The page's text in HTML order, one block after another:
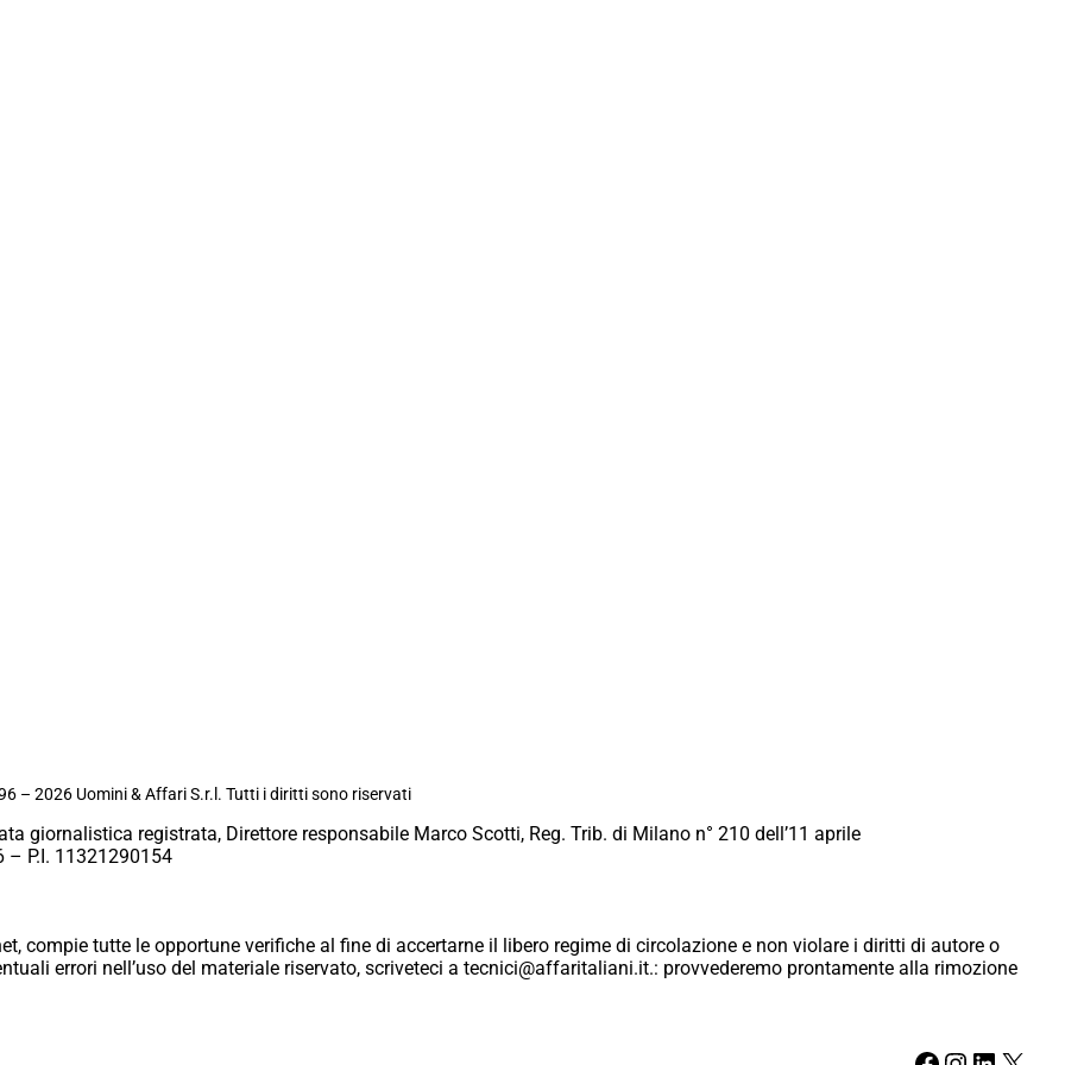
– 2026 Uomini & Affari S.r.l. Tutti i diritti sono riservati
giornalistica registrata, Direttore responsabile Marco Scotti, Reg. Trib. di Milano n° 210 dell’11 aprile
– P.I. 11321290154
compie tutte le opportune verifiche al fine di accertarne il libero regime di circolazione e non violare i diritti di autore o
errori nell’uso del materiale riservato, scriveteci a tecnici@affaritaliani.it.: provvederemo prontamente alla rimozione